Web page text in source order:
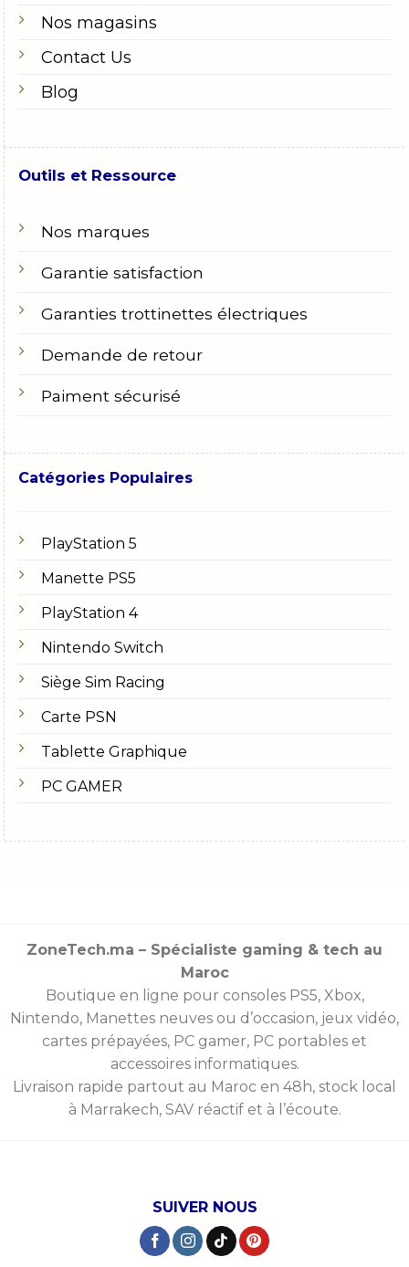
Nos magasins
Contact Us
Blog
Outils et Ressource
Nos marques
Garantie satisfaction
Garanties trottinettes électriques
Demande de retour
Paiment sécurisé
Catégories Populaires
PlayStation 5
Manette PS5
PlayStation 4
Nintendo Switch
Siège Sim Racing
Carte PSN
Tablette Graphique
PC GAMER
ZoneTech.ma – Spécialiste gaming & tech au
Maroc
Boutique en ligne pour consoles PS5, Xbox,
Nintendo, Manettes neuves ou d’occasion, jeux vidéo,
cartes prépayées, PC gamer, PC portables et
accessoires informatiques.
Livraison rapide partout au Maroc en 48h, stock local
à Marrakech, SAV réactif et à l’écoute.
SUIVER NOUS